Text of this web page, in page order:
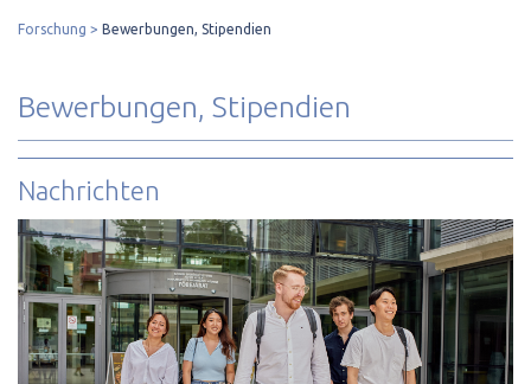
Forschung Bewerbungen, Stipendien
Bewerbungen, Stipendien
Nachrichten